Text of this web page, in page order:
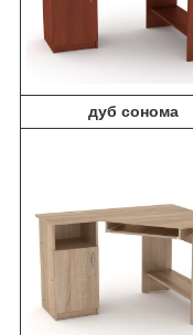
дуб сонома